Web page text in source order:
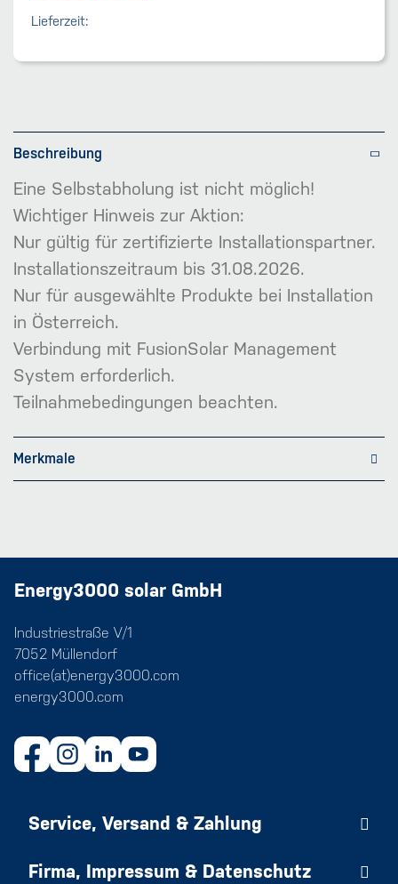
Lieferzeit:
Beschreibung
Eine Selbstabholung ist nicht möglich!
Wichtiger Hinweis zur Aktion:
Nur gültig für zertifizierte Installationspartner.
Installationszeitraum bis 31.08.2026.
Nur für ausgewählte Produkte bei Installation
in Österreich.
Verbindung mit FusionSolar Management
System erforderlich.
Teilnahmebedingungen beachten.
Merkmale
Energy3000 solar GmbH
Industriestraße V/1
7052 Müllendorf
office(at)energy3000.com
energy3000.com
Service, Versand & Zahlung
Firma, Impressum & Datenschutz